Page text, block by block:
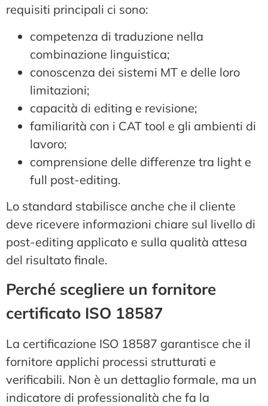
requisiti principali ci sono:
competenza di traduzione nella
combinazione linguistica;
conoscenza dei sistemi MT e delle loro
limitazioni;
capacità di editing e revisione;
familiarità con i CAT tool e gli ambienti di
lavoro;
comprensione delle differenze tra light e
full post-editing.
Lo standard stabilisce anche che il cliente
deve ricevere informazioni chiare sul livello di
post-editing applicato e sulla qualità attesa
del risultato finale.
Perché scegliere un fornitore
certificato ISO 18587
La certificazione ISO 18587 garantisce che il
fornitore applichi processi strutturati e
verificabili. Non è un dettaglio formale, ma un
indicatore di professionalità che fa la